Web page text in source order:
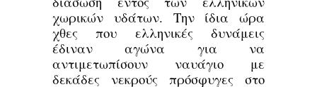
χωρικών υδάτων. Την ίδια ώρα
χθες που ελληνικές δυνάμεις
έδιναν αγώνα για να
αντιμετωπίσουν ναυάγιο με
δεκάδες νεκρούς πρόσφυγες στο